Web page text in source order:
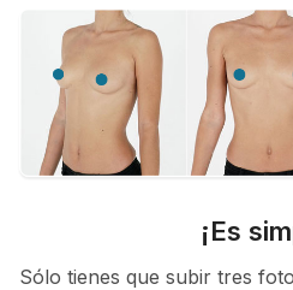
¡Es
Sólo tienes que subir tres